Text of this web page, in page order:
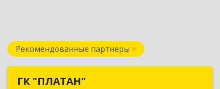
Рекомендованные партнеры
ГК "ПЛАТАН"